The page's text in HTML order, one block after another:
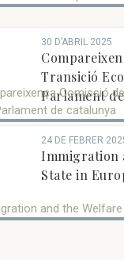
30 D’ABRIL 2025
Transició
Parlament
24 DE FEBRER
Immigration
State in